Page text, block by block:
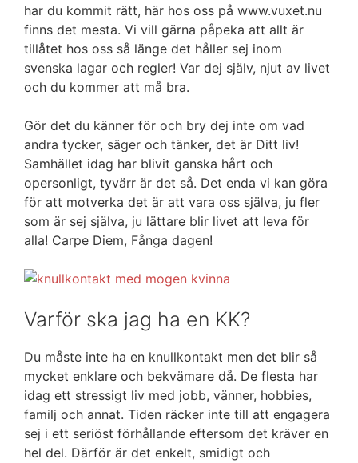
har du kommit rätt, här hos oss på www.vuxet.nu
finns det mesta. Vi vill gärna påpeka att allt är
tillåtet hos oss så länge det håller sej inom
svenska lagar och regler! Var dej själv, njut av livet
och du kommer att må bra.
Gör det du känner för och bry dej inte om vad
andra tycker, säger och tänker, det är Ditt liv!
Samhället idag har blivit ganska hårt och
opersonligt, tyvärr är det så. Det enda vi kan göra
för att motverka det är att vara oss själva, ju fler
som är sej själva, ju lättare blir livet att leva för
alla! Carpe Diem, Fånga dagen!
Varför ska jag ha en KK?
Du måste inte ha en knullkontakt men det blir så
mycket enklare och bekvämare då. De flesta har
idag ett stressigt liv med jobb, vänner, hobbies,
familj och annat. Tiden räcker inte till att engagera
sej i ett seriöst förhållande eftersom det kräver en
hel del. Därför är det enkelt, smidigt och